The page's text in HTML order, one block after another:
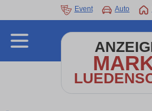
Event Auto